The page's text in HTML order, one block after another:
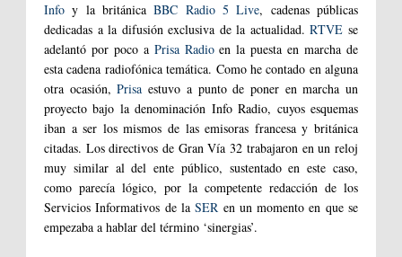
Info y la británicaBBC Radio 5 Live, cadenas públicas
dedicadas a la difusión exclusiva de la actualidad.RTVE se
adelantó por poco a Prisa Radioen la puesta en marcha de
esta cadena radiofónica temática. Como he contado en alguna
otra ocasión,Prisa estuvo a punto de poner en marcha un
proyecto bajo la denominación Info Radio, cuyos esquemas
iban a ser los mismos de las emisoras francesa y británica
citadas. Los directivos de Gran Vía 32 trabajaron en un reloj
muy similar al del ente público, sustentado en este caso,
como parecía lógico, por la competente redacción de los
Servicios Informativos de laSER en un momento en que se
empezaba a hablar del término ‘sinergias’.